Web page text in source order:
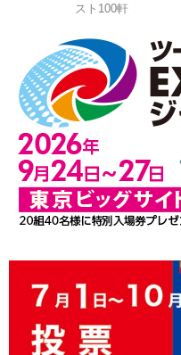
スト100軒